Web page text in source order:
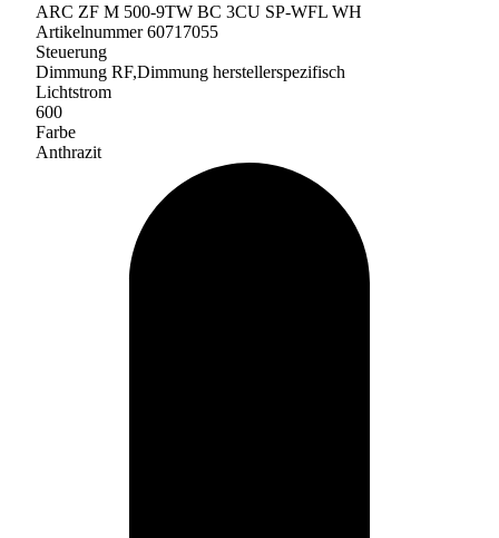
ARC ZF M 500-9TW BC 3CU SP-WFL WH
Artikelnummer 60717055
Steuerung
Dimmung RF,Dimmung herstellerspezifisch
Lichtstrom
600
Farbe
Anthrazit